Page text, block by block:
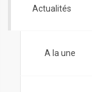
Actualités
A la une